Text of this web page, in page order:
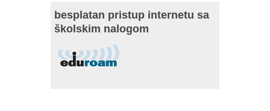
besplatan pristup internetu sa
školskim nalogom